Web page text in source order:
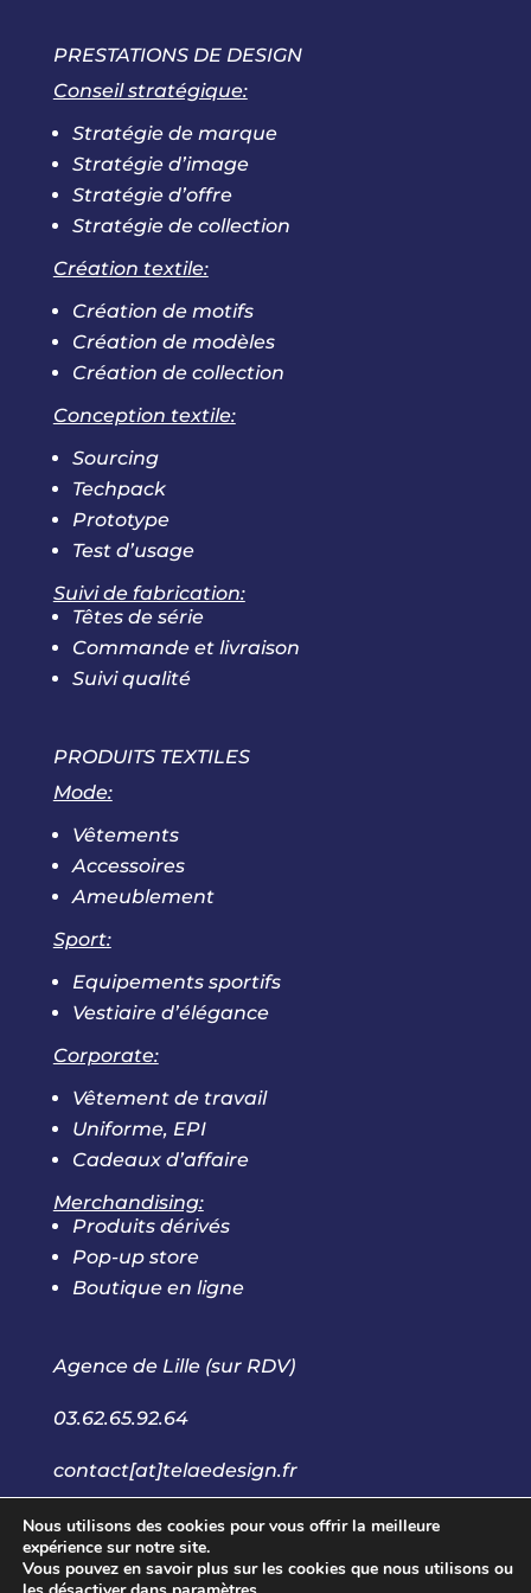
PRESTATIONS DE DESIGN
Conseil stratégique:
Stratégie de marque
Stratégie d’image
Stratégie d’offre
Stratégie de collection
Création textile:
Création de motifs
Création de modèles
Création de collection
Conception textile:
Sourcing
Techpack
Prototype
Test d’usage
Suivi de fabrication:
Têtes de série
Commande et livraison
Suivi qualité
PRODUITS TEXTILES
Mode:
Vêtements
Accessoires
Ameublement
Sport:
Equipements sportifs
Vestiaire d’élégance
Corporate:
Vêtement de travail
Uniforme, EPI
Cadeaux d’affaire
Merchandising:
Produits dérivés
Pop-up store
Boutique en ligne
Agence de Lille (sur RDV)
03.62.65.92.64
contact[at]telaedesign.fr
Nous utilisons des cookies pour vous offrir la meilleure
expérience sur notre site.
Vous pouvez en savoir plus sur les cookies que nous utilisons ou